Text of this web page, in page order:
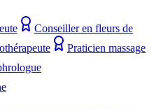
Conseiller en fleurs de
Praticien massage